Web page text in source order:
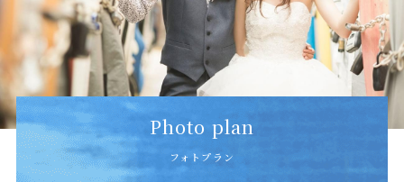
Photo plan
フォトプラン